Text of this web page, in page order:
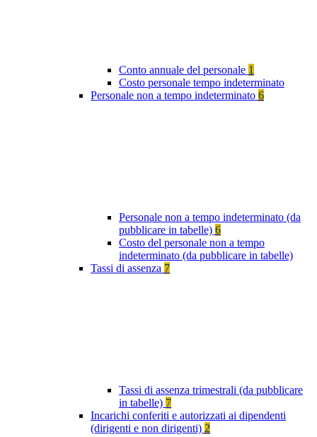
Conto annuale del personale 1
Costo personale tempo indeterminato
Personale non a tempo indeterminato 6
Personale non a tempo indeterminato (da
pubblicare in tabelle) 6
Costo del personale non a tempo
indeterminato (da pubblicare in tabelle)
Tassi di assenza 7
Tassi di assenza trimestrali (da pubblicare
in tabelle) 7
Incarichi conferiti e autorizzati ai dipendenti
(dirigenti e non dirigenti) 2